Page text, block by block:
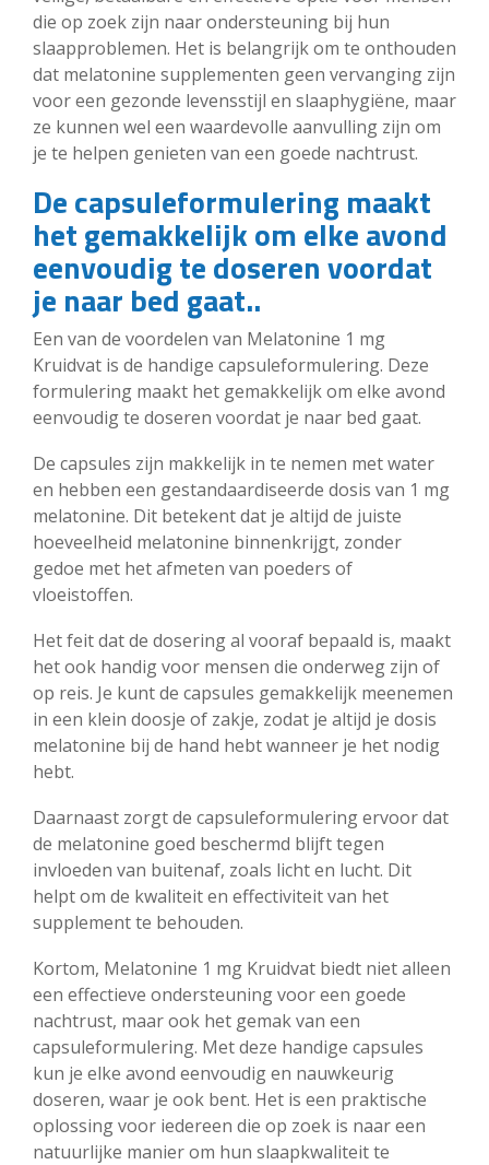
die op zoek zijn naar ondersteuning bij hun
slaapproblemen. Het is belangrijk om te onthouden
dat melatonine supplementen geen vervanging zijn
voor een gezonde levensstijl en slaaphygiëne, maar
ze kunnen wel een waardevolle aanvulling zijn om
je te helpen genieten van een goede nachtrust.
De capsuleformulering maakt
het gemakkelijk om elke avond
eenvoudig te doseren voordat
je naar bed gaat..
Een van de voordelen van Melatonine 1 mg
Kruidvat is de handige capsuleformulering. Deze
formulering maakt het gemakkelijk om elke avond
eenvoudig te doseren voordat je naar bed gaat.
De capsules zijn makkelijk in te nemen met water
en hebben een gestandaardiseerde dosis van 1 mg
melatonine. Dit betekent dat je altijd de juiste
hoeveelheid melatonine binnenkrijgt, zonder
gedoe met het afmeten van poeders of
vloeistoffen.
Het feit dat de dosering al vooraf bepaald is, maakt
het ook handig voor mensen die onderweg zijn of
op reis. Je kunt de capsules gemakkelijk meenemen
in een klein doosje of zakje, zodat je altijd je dosis
melatonine bij de hand hebt wanneer je het nodig
hebt.
Daarnaast zorgt de capsuleformulering ervoor dat
de melatonine goed beschermd blijft tegen
invloeden van buitenaf, zoals licht en lucht. Dit
helpt om de kwaliteit en effectiviteit van het
supplement te behouden.
Kortom, Melatonine 1 mg Kruidvat biedt niet alleen
een effectieve ondersteuning voor een goede
nachtrust, maar ook het gemak van een
capsuleformulering. Met deze handige capsules
kun je elke avond eenvoudig en nauwkeurig
doseren, waar je ook bent. Het is een praktische
oplossing voor iedereen die op zoek is naar een
natuurlijke manier om hun slaapkwaliteit te